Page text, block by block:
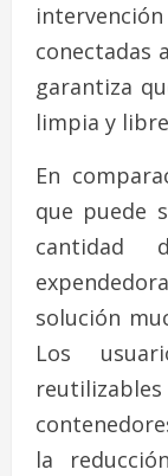
conectadas
garantiza
limpia y
En
que puede
cantidad
solución
Los
la